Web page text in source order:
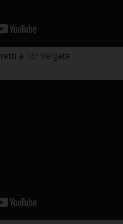
a Tor Vergata